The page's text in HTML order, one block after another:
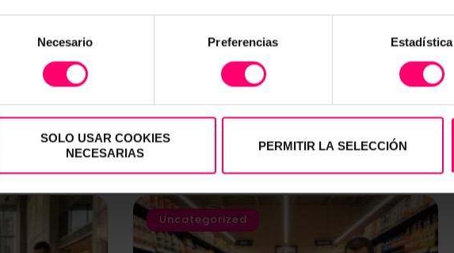
Necesario Preferencias Estadística
SOLO USAR COOKIES
NECESARIAS
PERMITIR LA SELECCIÓN
interesante? ¡No dudes en compartirlo!
Uncategorized